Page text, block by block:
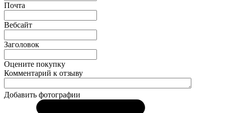
Почта
Вебсайт
Заголовок
Оцените покупку
Комментарий к отзыву
Добавить фотографии